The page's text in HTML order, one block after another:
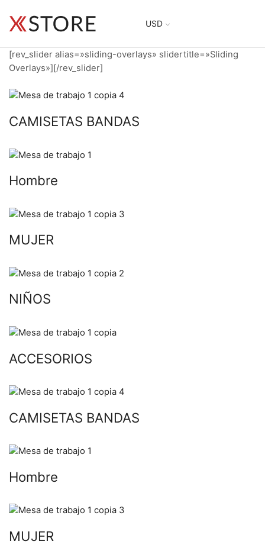
USD
[rev_slider alias=»sliding-overlays» slidertitle=»Sliding
Overlays»][/rev_slider]
CAMISETAS BANDAS
Hombre
MUJER
NIÑOS
ACCESORIOS
CAMISETAS BANDAS
Hombre
MUJER